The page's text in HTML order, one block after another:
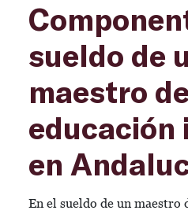
sueldo de
maestro de
en
En el sueldo de un